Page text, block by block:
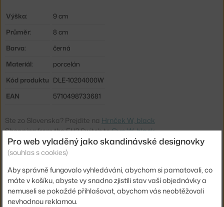
Výška:
9 cm
Průměr:
8 cm
Barva:
černá
Materiál:
porcelán
Kód produktu DLE-10204000W
EAN
5710498733681
Ste zo Slovenska? Prejdite na Hrnček W, black
Shopping from the EU? Switch toCup W, black
Související produkty
TALÍŘ Z, WHITE
DESIGN LETTERS
Pro web vyladěný jako skandinávské designovky
(souhlas s cookies)
Aby správně fungovalo vyhledávání, abychom si pamatovali, co
máte v košíku, abyste vy snadno zjistili stav vaší objednávky a
nemuseli se pokaždé přihlašovat, abychom vás neobtěžovali
nevhodnou reklamou.